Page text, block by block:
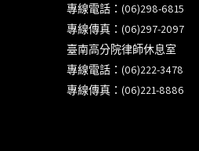
專線電話：(06)298-6815
專線傳真：(06)297-2097
臺南高分院律師休息室
專線電話：(06)222-3478
專線傳真：(06)221-8886